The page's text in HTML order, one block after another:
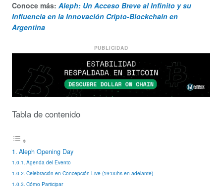
Conoce más: Aleph: Un Acceso Breve al Infinito y su
Influencia en la Innovación Cripto-Blockchain en
Argentina
PUBLICIDAD
Tabla de contenido
Aleph Opening Day
Agenda del Evento
Celebración en Concepción Live (19:00hs en adelante)
Cómo Participar